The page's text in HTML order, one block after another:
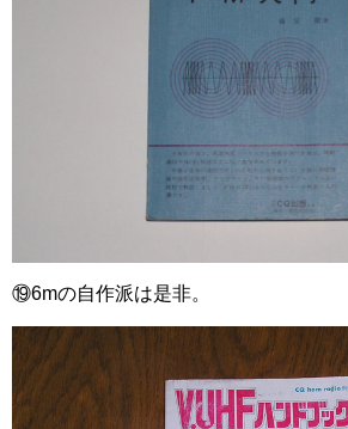
⑲6mの自作派は是非。